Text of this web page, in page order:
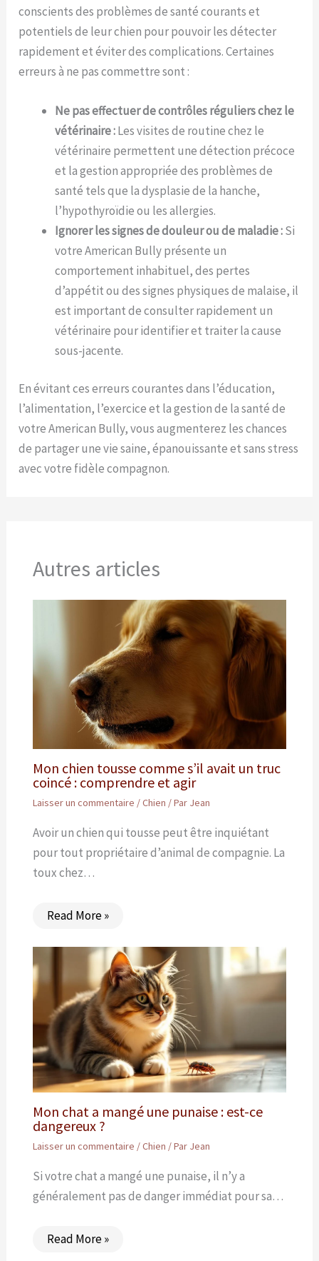
conscients des problèmes de santé courants et
potentiels de leur chien pour pouvoir les détecter
rapidement et éviter des complications. Certaines
erreurs à ne pas commettre sont :
Ne pas effectuer de contrôles réguliers chez le
vétérinaire :Les visites de routine chez le
vétérinaire permettent une détection précoce
et la gestion appropriée des problèmes de
santé tels que la dysplasie de la hanche,
l’hypothyroïdie ou les allergies.
Ignorer les signes de douleur ou de maladie :Si
votre American Bully présente un
comportement inhabituel, des pertes
d’appétit ou des signes physiques de malaise, il
est important de consulter rapidement un
vétérinaire pour identifier et traiter la cause
sous-jacente.
En évitant ces erreurs courantes dans l’éducation,
l’alimentation, l’exercice et la gestion de la santé de
votre American Bully, vous augmenterez les chances
de partager une vie saine, épanouissante et sans stress
avec votre fidèle compagnon.
Autres articles
Mon chien tousse comme s’il avait un truc
coincé : comprendre et agir
Laisser un commentaire /Chien / Par Jean
Avoir un chien qui tousse peut être inquiétant
pour tout propriétaire d’animal de compagnie. La
toux chez…
Read More »
Mon chat a mangé une punaise : est-ce
dangereux ?
Laisser un commentaire /Chien / Par Jean
Si votre chat a mangé une punaise, il n’y a
généralement pas de danger immédiat pour sa…
Read More »